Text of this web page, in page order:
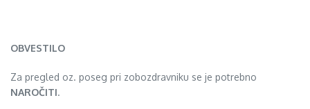
OBVESTILO
Za pregled oz. poseg pri zobozdravniku se je potrebno
NAROČITI.